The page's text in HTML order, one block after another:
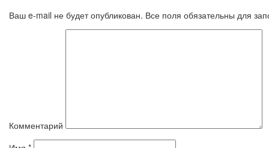
Ваш e-mail не будет опубликован. Все поля обязательны для
Комментарий